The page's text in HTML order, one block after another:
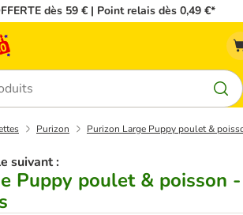
dès 59 € | Point relais dès 0,49 €*
Purizon Purizon Large Puppy poulet &
suivant :
Puppy poulet & poisson -